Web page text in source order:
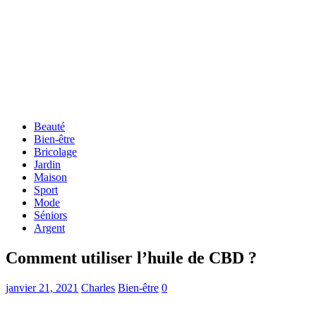
Beauté
Bien-être
Bricolage
Jardin
Maison
Sport
Mode
Séniors
Argent
Comment utiliser l’huile de CBD ?
janvier 21, 2021 Charles Bien-être 0